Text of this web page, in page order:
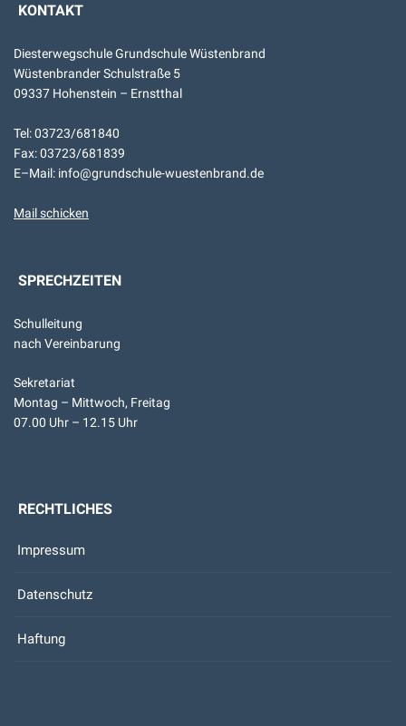
KONTAKT
Diesterwegschule Grundschule Wüstenbrand
Wüstenbrander Schulstraße 5
09337 Hohenstein – Ernstthal
Tel: 03723/681840
Fax: 03723/681839
E–Mail: info@grundschule-wuestenbrand.de
Mail schicken
SPRECHZEITEN
Schulleitung
nach Vereinbarung
Sekretariat
Montag – Mittwoch, Freitag
07.00 Uhr – 12.15 Uhr
RECHTLICHES
Impressum
Datenschutz
Haftung